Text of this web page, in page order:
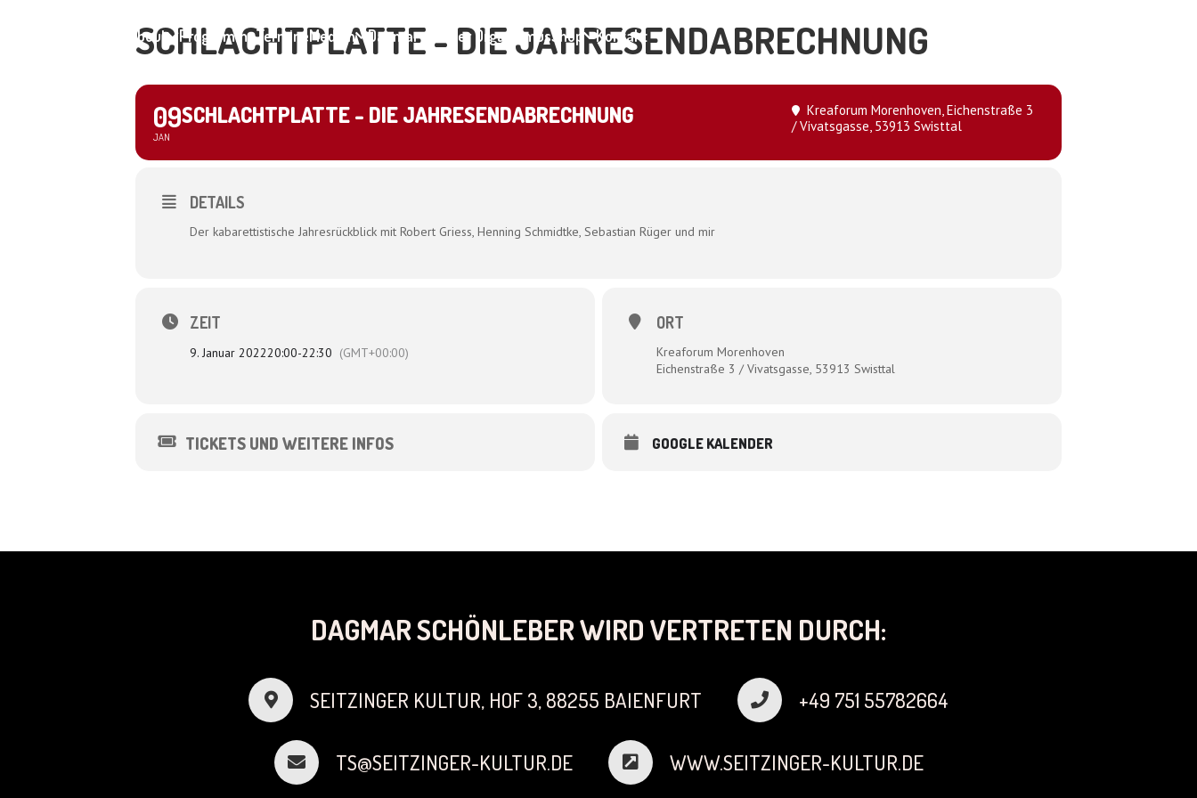
About ProgrammeTermineMedien Dagmar und der OrganismusShop Kontakt
SCHLACHTPLATTE - DIE JAHRESENDABRECHNUNG
09
JAN
SCHLACHTPLATTE - DIE JAHRESENDABRECHNUNG Kreaforum Morenhoven, Eichenstraße 3
/ Vivatsgasse, 53913 Swisttal
DETAILS
Der kabarettistische Jahresrückblick mit Robert Griess, Henning Schmidtke, Sebastian Rüger und mir
ZEIT
9. Januar 202220:00-22:30 (GMT+00:00)
ORT
Kreaforum Morenhoven
Eichenstraße 3 / Vivatsgasse, 53913 Swisttal
TICKETS UND WEITERE INFOS GOOGLE KALENDER
DAGMAR SCHÖNLEBER WIRD VERTRETEN DURCH:
SEITZINGER KULTUR, HOF 3, 88255 BAIENFURT +49 751 55782664
TS@SEITZINGER-KULTUR.DE WWW.SEITZINGER-KULTUR.DE